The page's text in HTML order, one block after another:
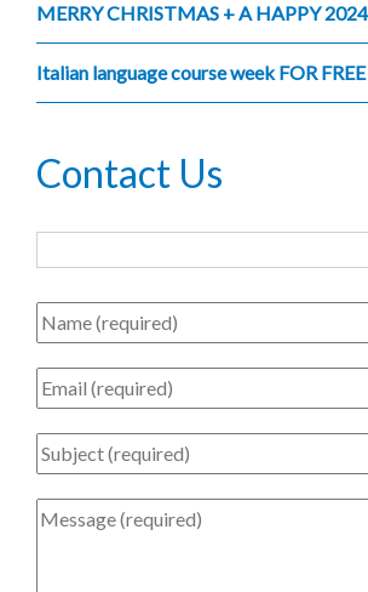
MERRY CHRISTMAS + A HAPPY 2024
Italian language course week FOR FREE
Contact Us